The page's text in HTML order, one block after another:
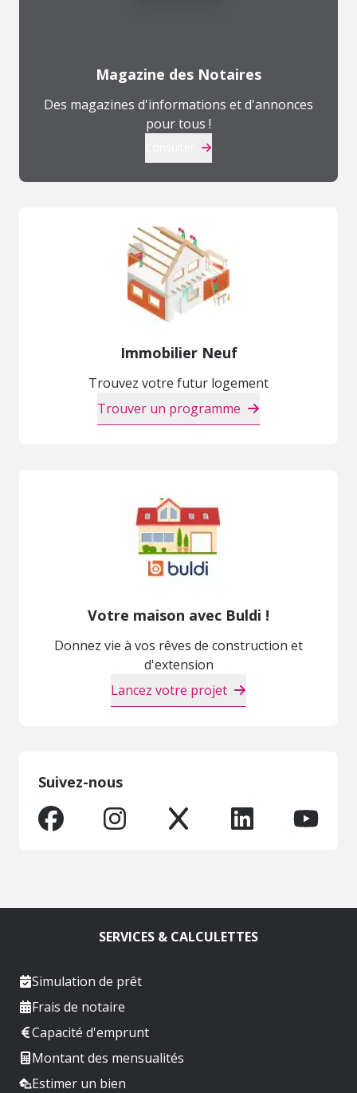
Magazine des Notaires
Des magazines d'informations et d'annonces
pour tous !
Immobilier Neuf
Trouvez votre futur logement
Trouver un programme
Votre maison avec Buldi !
Donnez vie à vos rêves de construction et
d'extension
Lancez votre projet
Suivez-nous
SERVICES & CALCULETTES
Simulation de prêt
Frais de notaire
Capacité d'emprunt
Montant des mensualités
Estimer un bien